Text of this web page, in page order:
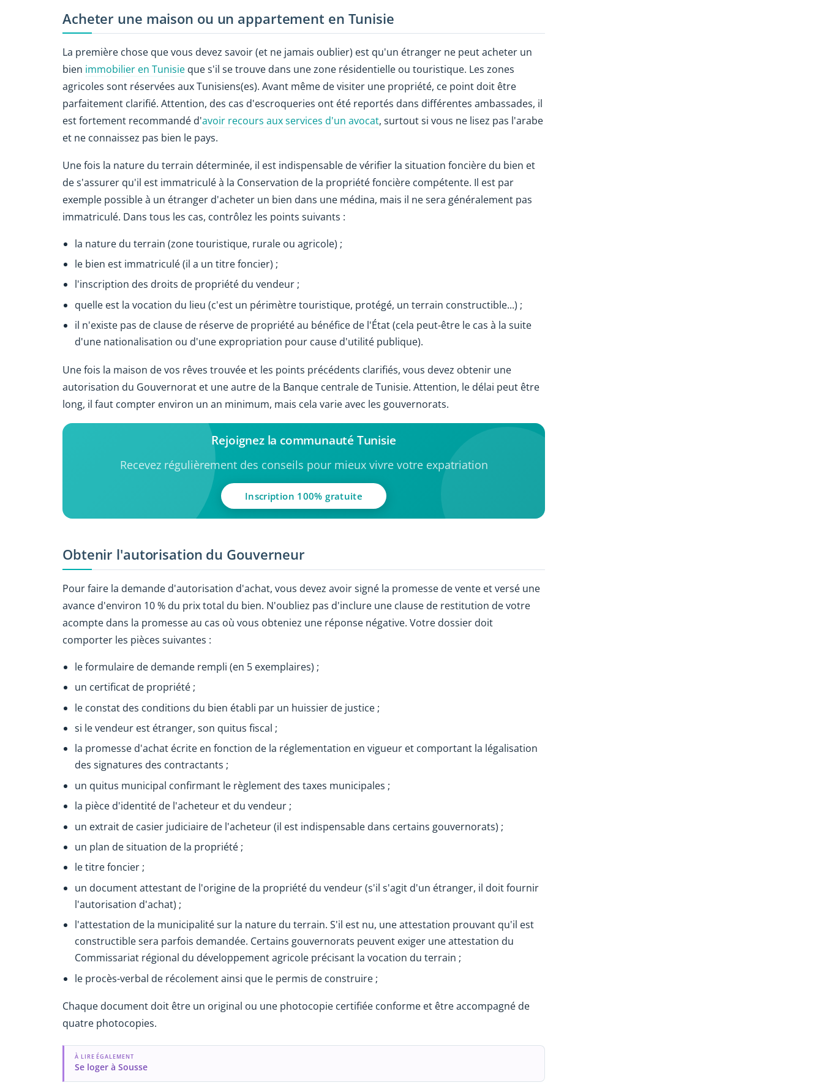
Acheter une maison ou un appartement en Tunisie
La première chose que vous devez savoir (et ne jamais oublier) est qu'un étranger ne peut acheter un
bien immobilier en Tunisie que s'il se trouve dans une zone résidentielle ou touristique. Les zones
agricoles sont réservées aux Tunisiens(es). Avant même de visiter une propriété, ce point doit être
parfaitement clarifié. Attention, des cas d'escroqueries ont été reportés dans différentes ambassades, il
est fortement recommandé d'avoir recours aux services d'un avocat, surtout si vous ne lisez pas l'arabe
et ne connaissez pas bien le pays.
Une fois la nature du terrain déterminée, il est indispensable de vérifier la situation foncière du bien et
de s'assurer qu'il est immatriculé à la Conservation de la propriété foncière compétente. Il est par
exemple possible à un étranger d'acheter un bien dans une médina, mais il ne sera généralement pas
immatriculé. Dans tous les cas, contrôlez les points suivants :
la nature du terrain (zone touristique, rurale ou agricole) ;
le bien est immatriculé (il a un titre foncier) ;
l'inscription des droits de propriété du vendeur ;
quelle est la vocation du lieu (c'est un périmètre touristique, protégé, un terrain constructible...) ;
il n'existe pas de clause de réserve de propriété au bénéfice de l'État (cela peut-être le cas à la suite
d'une nationalisation ou d'une expropriation pour cause d'utilité publique).
Une fois la maison de vos rêves trouvée et les points précédents clarifiés, vous devez obtenir une
autorisation du Gouvernorat et une autre de la Banque centrale de Tunisie. Attention, le délai peut être
long, il faut compter environ un an minimum, mais cela varie avec les gouvernorats.
Rejoignez la communauté Tunisie
Recevez régulièrement des conseils pour mieux vivre votre expatriation
Inscription 100% gratuite
Obtenir l'autorisation du Gouverneur
Pour faire la demande d'autorisation d'achat, vous devez avoir signé la promesse de vente et versé une
avance d'environ 10 % du prix total du bien. N'oubliez pas d'inclure une clause de restitution de votre
acompte dans la promesse au cas où vous obteniez une réponse négative. Votre dossier doit
comporter les pièces suivantes :
le formulaire de demande rempli (en 5 exemplaires) ;
un certificat de propriété ;
le constat des conditions du bien établi par un huissier de justice ;
si le vendeur est étranger, son quitus fiscal ;
la promesse d'achat écrite en fonction de la réglementation en vigueur et comportant la légalisation
des signatures des contractants ;
un quitus municipal confirmant le règlement des taxes municipales ;
la pièce d'identité de l'acheteur et du vendeur ;
un extrait de casier judiciaire de l'acheteur (il est indispensable dans certains gouvernorats) ;
un plan de situation de la propriété ;
le titre foncier ;
un document attestant de l'origine de la propriété du vendeur (s'il s'agit d'un étranger, il doit fournir
l'autorisation d'achat) ;
l'attestation de la municipalité sur la nature du terrain. S'il est nu, une attestation prouvant qu'il est
constructible sera parfois demandée. Certains gouvernorats peuvent exiger une attestation du
Commissariat régional du développement agricole précisant la vocation du terrain ;
le procès-verbal de récolement ainsi que le permis de construire ;
Chaque document doit être un original ou une photocopie certifiée conforme et être accompagné de
quatre photocopies.
À LIRE ÉGALEMENT
Se loger à Sousse